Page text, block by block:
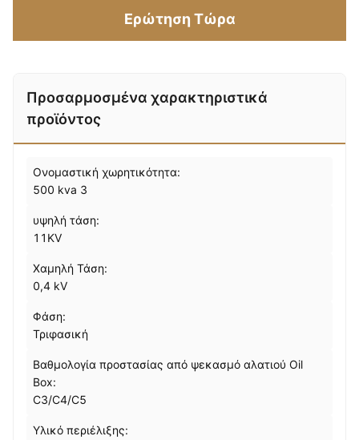
Ερώτηση Τώρα
Προσαρμοσμένα χαρακτηριστικά
προϊόντος
Ονομαστική χωρητικότητα:
500 kva 3
υψηλή τάση:
11KV
Χαμηλή Τάση:
0,4 kV
Φάση:
Τριφασική
Βαθμολογία προστασίας από ψεκασμό αλατιού Oil
Box:
C3/C4/C5
Υλικό περιέλιξης: